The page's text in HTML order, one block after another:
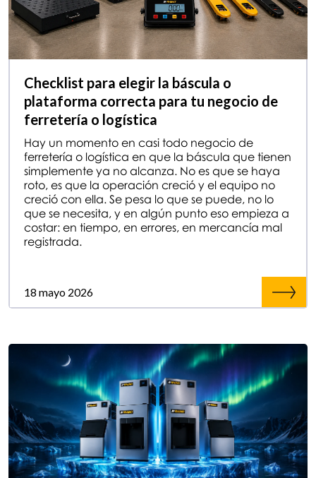
Checklist para elegir la báscula o
plataforma correcta para tu negocio de
ferretería o logística
Hay un momento en casi todo negocio de
ferretería o logística en que la báscula que tienen
simplemente ya no alcanza. No es que se haya
roto, es que la operación creció y el equipo no
creció con ella. Se pesa lo que se puede, no lo
que se necesita, y en algún punto eso empieza a
costar: en tiempo, en errores, en mercancía mal
registrada.
18 mayo 2026